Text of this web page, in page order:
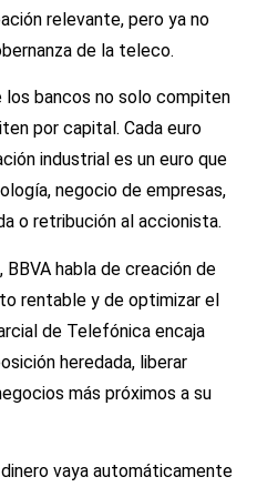
relevante, pero ya no
de la teleco.
bancos no solo compiten
por capital. Cada euro
industrial es un euro que
negocio de empresas,
o retribución al accionista.
habla de creación de
rentable y de optimizar el
de Telefónica encaja
heredada, liberar
más próximos a su
vaya automáticamente